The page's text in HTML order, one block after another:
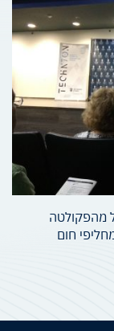
מהפקולטה
חום